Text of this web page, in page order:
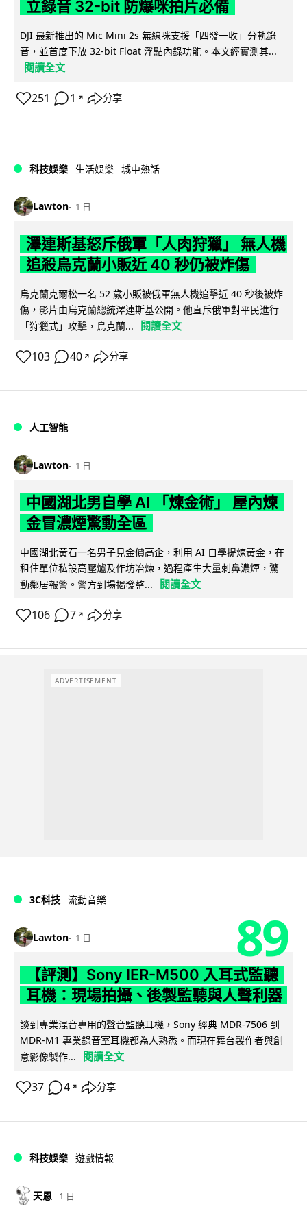
立錄音 32-bit 防爆咪拍片必備
DJI 最新推出的 Mic Mini 2s 無線咪支援「四發一收」分軌錄
音，並首度下放 32-bit Float 浮點內錄功能。本文經實測其...
閱讀全文
251 1 ↗ 分享
科技娛樂 生活娛樂 城中熱話
Lawton 1 日
澤連斯基怒斥俄軍「人肉狩獵」 無人機
追殺烏克蘭小販近 40 秒仍被炸傷
烏克蘭克爾松一名 52 歲小販被俄軍無人機追擊近 40 秒後被炸
傷，影片由烏克蘭總統澤連斯基公開。他直斥俄軍對平民進行
「狩獵式」攻擊，烏克蘭...
閱讀全文
103 40 ↗ 分享
人工智能
Lawton 1 日
中國湖北男自學 AI 「煉金術」 屋內煉
金冒濃煙驚動全區
中國湖北黃石一名男子見金價高企，利用 AI 自學提煉黃金，在
租住單位私設高壓爐及作坊冶煉，過程產生大量刺鼻濃煙，驚
動鄰居報警。警方到場揭發整...
閱讀全文
106 7 ↗ 分享
ADVERTISEMENT
3C科技 流動音樂
Lawton 1 日 89
【評測】Sony IER-M500 入耳式監聽
耳機：現場拍攝、後製監聽與人聲利器
談到專業混音專用的聲音監聽耳機，Sony 經典 MDR-7506 到
MDR-M1 專業錄音室耳機都為人熟悉。而現在舞台製作者與創
意影像製作...
閱讀全文
37 4 ↗ 分享
科技娛樂 遊戲情報
天恩 1 日